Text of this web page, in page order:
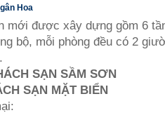
Hoa
mới được xây dựng gồm 6
bộ, mỗi phòng đều có 2
SẠN SẦM SƠN
SẠN MẶT BIỂN